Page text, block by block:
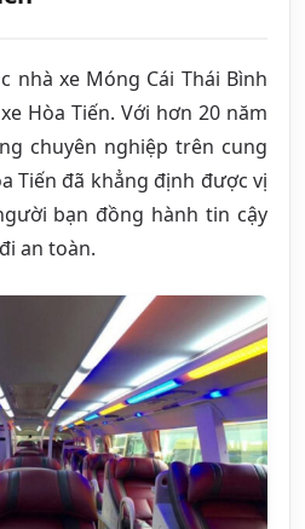
nhà xe Móng Cái Thái Bình
Hòa Tiến. Với hơn 20 năm
chuyên nghiệp trên cung
Tiến đã khẳng định được vị
bạn đồng hành tin cậy
an toàn.